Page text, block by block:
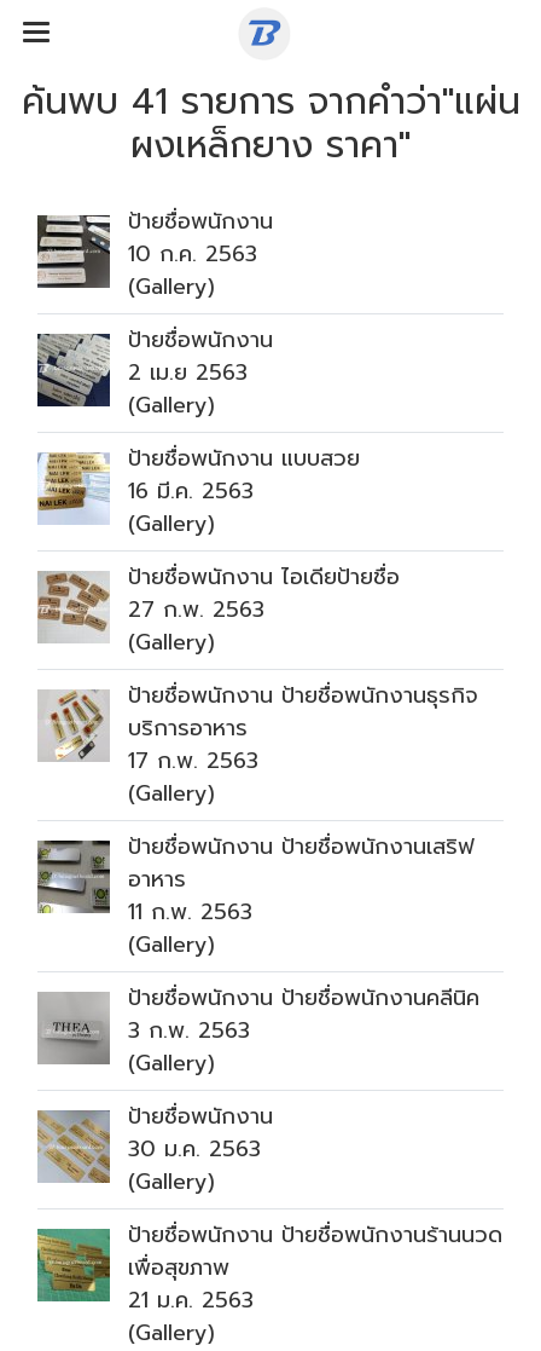
ค้นพบ 41 รายการ จากคำว่า"แผ่น
ผงเหล็กยาง ราคา"
ป้ายชื่อพนักงาน
10 ก.ค. 2563
(Gallery)
ป้ายชื่อพนักงาน
2 เม.ย 2563
(Gallery)
ป้ายชื่อพนักงาน แบบสวย
16 มี.ค. 2563
(Gallery)
ป้ายชื่อพนักงาน ไอเดียป้ายชื่อ
27 ก.พ. 2563
(Gallery)
ป้ายชื่อพนักงาน ป้ายชื่อพนักงานธุรกิจ
บริการอาหาร
17 ก.พ. 2563
(Gallery)
ป้ายชื่อพนักงาน ป้ายชื่อพนักงานเสริฟ
อาหาร
11 ก.พ. 2563
(Gallery)
ป้ายชื่อพนักงาน ป้ายชื่อพนักงานคลีนิค
3 ก.พ. 2563
(Gallery)
ป้ายชื่อพนักงาน
30 ม.ค. 2563
(Gallery)
ป้ายชื่อพนักงาน ป้ายชื่อพนักงานร้านนวด
เพื่อสุขภาพ
21 ม.ค. 2563
(Gallery)